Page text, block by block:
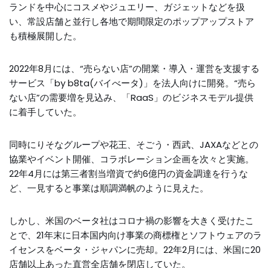
ランドを中心にコスメやジュエリー、ガジェットなどを扱
い、常設店舗と並行し各地で期間限定のポップアップストア
も積極展開した。
2022年8月には、“売らない店”の開業・導入・運営を支援する
サービス「by b8ta(バイべータ)」を法人向けに開発。“売ら
ない店”の需要増を見込み、「RaaS」のビジネスモデル提供
に着手していた。
同時にりそなグループや花王、そごう・西武、JAXAなどとの
協業やイベント開催、コラボレーション企画を次々と実施。
22年4月には第三者割当増資で約6億円の資金調達を行うな
ど、一見すると事業は順調満帆のように見えた。
しかし、米国のベータ社はコロナ禍の影響を大きく受けたこ
とで、21年末に日本国内向け事業の商標権とソフトウェアのラ
イセンスをベータ・ジャパンに売却。22年2月には、米国に20
店舗以上あった直営全店舗を閉店していた。